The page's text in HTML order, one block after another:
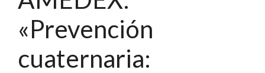
«Prevención
cuaternaria: